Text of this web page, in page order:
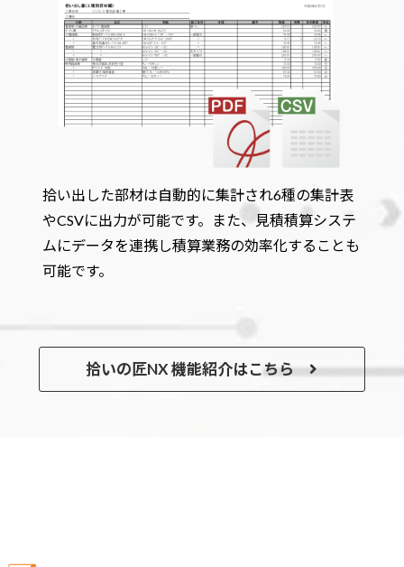
拾い出した部材は自動的に集計され6種の集計表
やCSVに出力が可能です。また、見積積算システ
ムにデータを連携し積算業務の効率化することも
可能です。
拾いの匠NX 機能紹介はこちら